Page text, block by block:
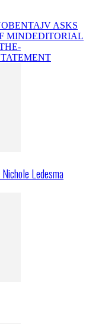
JV ASKS
MINDEDITORIAL
Ledesma